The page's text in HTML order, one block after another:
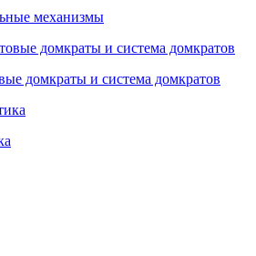
механизмы
домкраты и система домкратов